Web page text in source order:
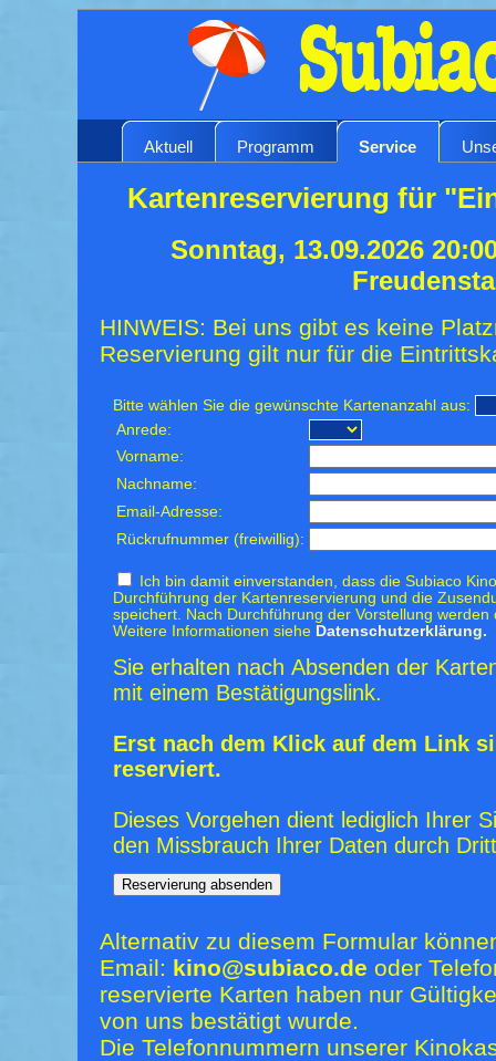
Aktuell Programm Service
Kartenreservierung für
Sonntag, 13.09.2026
HINWEIS: Bei uns gibt es keine
Reservierung gilt nur für die
Bitte wählen Sie die gewünschte Kartenanzahl aus:
Anrede:
Vorname:
Nachname:
Email-Adresse:
Rückrufnummer (freiwillig):
Ich bin damit einverstanden, dass die Subiaco
Durchführung der Kartenreservierung und die
speichert. Nach Durchführung der Vorstellung
Weitere Informationen siehe Datenschutzerklärung.
Sie erhalten nach Absenden der
mit einem Bestätigungslink.
Erst nach dem Klick auf dem Link
reserviert.
Dieses Vorgehen dient lediglich Ihrer
den Missbrauch Ihrer Daten durch
Alternativ zu diesem Formular
Email: kino@subiaco.de oder
reservierte Karten haben nur
von uns bestätigt wurde.
Die Telefonnummern unserer